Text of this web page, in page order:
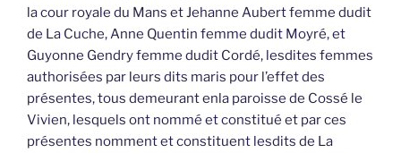
la cour royale du Mans et Jehanne Aubert femme dudit
de La Cuche, Anne Quentin femme dudit Moyré, et
Guyonne Gendry femme dudit Cordé, lesdites femmes
authorisées par leurs dits maris pour l’effet des
présentes, tous demeurant enla paroisse de Cossé le
Vivien, lesquels ont nommé et constitué et par ces
présentes nomment et constituent lesdits de La